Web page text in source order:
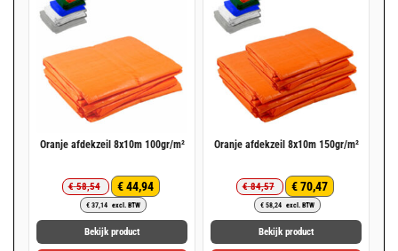
Oranje afdekzeil 8x10m 100gr/m²
€58,54
Oorspronkelijke
prijs
was:
€ 58,54.
€44,94
Huidige
prijs
is:
€ 44,94.
€37,14 excl. BTW
Bekijk product
Oranje afdekzeil 8x10m 150gr/m²
€84,57
Oorspronkelijke
prijs
was:
€ 84,57.
€70,47
Huidige
prijs
is:
€ 70,47.
€58,24 excl. BTW
Bekijk product